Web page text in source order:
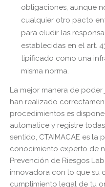
obligaciones, aunque
cualquier otro pacto
para eludir las
establecidas en el art.
tipificado como una
misma norma.
La mejor manera de
han realizado
procedimientos es
automatice y registre
sentido, CTAIMACAE es la
conocimiento experto de
Prevención de Riesgos
innovadora con lo que su
cumplimiento legal de tu